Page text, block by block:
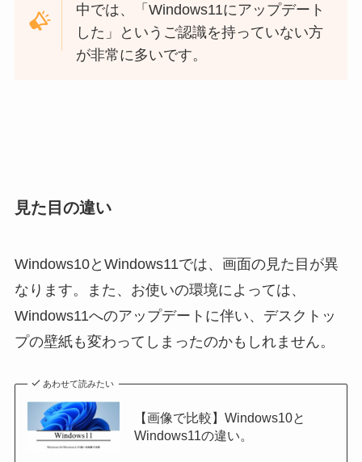
中では、「Windows11にアップデート
した」というご認識を持っていない方
が非常に多いです。
見た目の違い
Windows10とWindows11では、画面の見た目が異
なります。また、お使いの環境によっては、
Windows11へのアップデートに伴い、デスクトッ
プの壁紙も変わってしまったのかもしれません。
あわせて読みたい
【画像で比較】Windows10と
Windows11の違い。